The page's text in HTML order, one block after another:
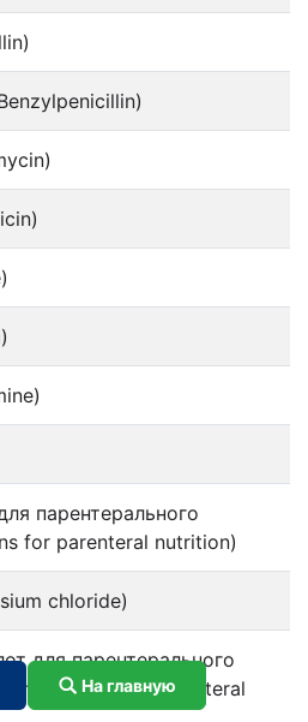
парентерального
for parenteral nutrition)
chloride)
для парентерального
acids for parenteral
На главную